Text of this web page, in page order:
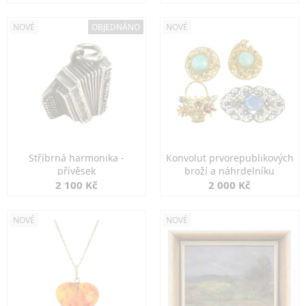
NOVÉ OBJEDNÁNO
Stříbrná harmonika -
přívěsek
2 100 Kč
NOVÉ
Konvolut prvorepublikových
broží a náhrdelníku
2 000 Kč
NOVÉ NOVÉ